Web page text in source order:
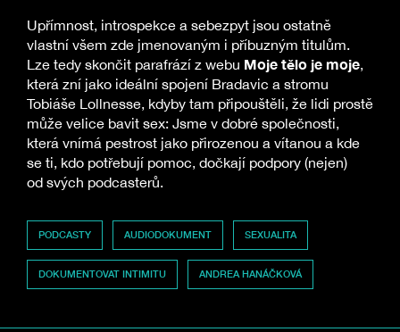
Upřímnost, introspekce a sebezpyt jsou ostatně
vlastní všem zde jmenovaným i příbuzným titulům.
Lze tedy skončit parafrází z webu Moje tělo je moje,
která zní jako ideální spojení Bradavic a stromu
Tobiáše Lollnesse, kdyby tam připouštěli, že lidi prostě
může velice bavit sex: Jsme v dobré společnosti,
která vnímá pestrost jako přirozenou a vítanou a kde
se ti, kdo potřebují pomoc, dočkají podpory (nejen)
od svých podcasterů.
PODCASTY AUDIODOKUMENT SEXUALITA
DOKUMENTOVAT INTIMITU ANDREA HANÁČKOVÁ